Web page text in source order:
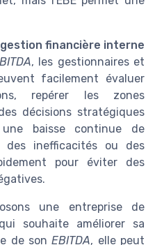
financière interne
, les gestionnaires et
facilement évaluer
repérer les zones
décisions stratégiques
baisse continue de
des inefficacités ou des
pour éviter des
une entreprise de
souhaite améliorer sa
de sonEBITDA, elle peut